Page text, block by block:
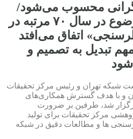
محسوب می‌شود/
به جهت اهمیت موضوع در سال ۷۰ مرتبه در
اتفاق می‌افتد
تبدیل به تصمیم و
شبکه تهران و رئیس مرکز تحقیقات
و با هدف گسترش همکاری‌های
شد، طرفین بر ضرورت
مرکز تحقیقات برای تولید
ها و مطالعات دقیق در شبکه